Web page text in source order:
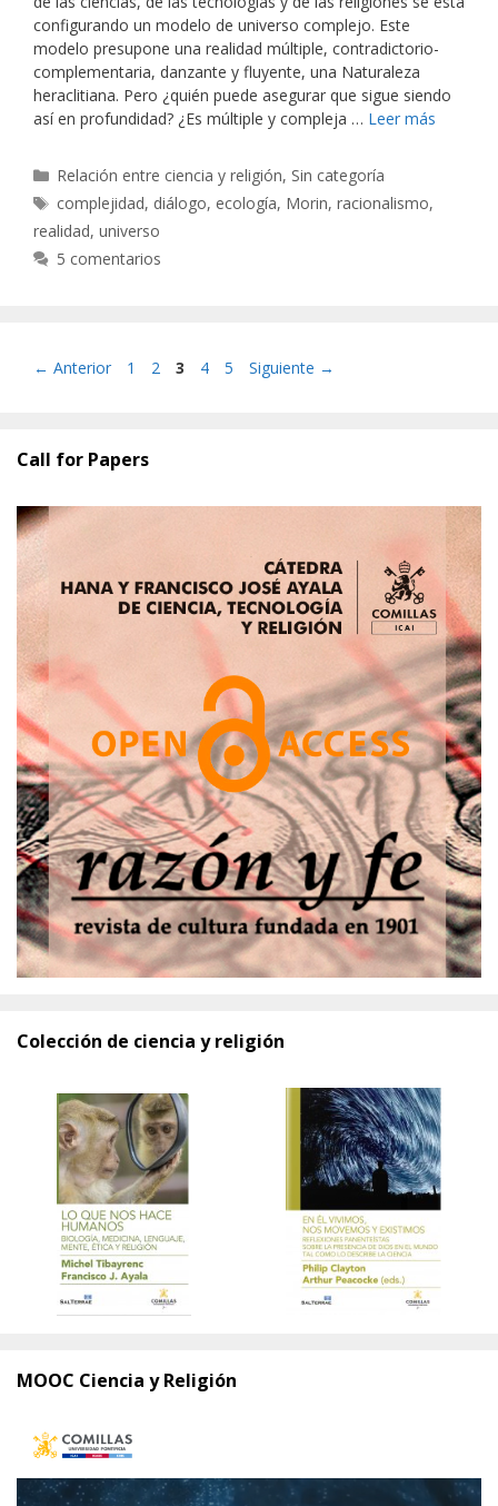
configurando un modelo de universo complejo. Este
modelo presupone una realidad múltiple, contradictorio-
complementaria, danzante y fluyente, una Naturaleza
heraclitiana. Pero ¿quién puede asegurar que sigue siendo
así en profundidad? ¿Es múltiple y compleja … Leer más
Categorías
Relación entre ciencia y religión, Sin categoría
Etiquetas
complejidad, diálogo, ecología, Morin,racionalismo,
realidad, universo
5 comentarios
← Anterior Página
1 Página
2 Página
3 Página
4 Página
5 Siguiente →
Call for Papers
Colección de ciencia y religión
MOOC Ciencia y Religión